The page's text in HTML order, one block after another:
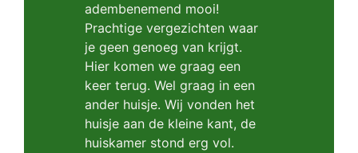
adembenemend mooi!
Prachtige vergezichten waar
je geen genoeg van krijgt.
Hier komen we graag een
keer terug. Wel graag in een
ander huisje. Wij vonden het
huisje aan de kleine kant, de
huiskamer stond erg vol.